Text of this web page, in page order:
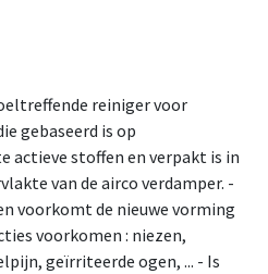
reiniger voor
gebaseerd is op
actieve stoffen en verpakt is in
van de airco verdamper. -
voorkomt de nieuwe vorming
voorkomen : niezen,
geïrriteerde ogen, ... - Is